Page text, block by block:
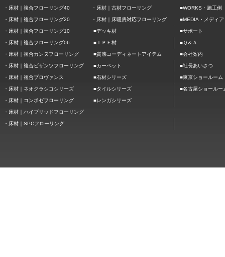
・ 床材｜複合フローリング40 ・ 床材｜古材フローリング ■WORKS・施工例
・ 床材｜複合フローリング20 ・ 床材｜床暖房対応フローリング ■MEDIA・メディア
・ 床材｜複合フローリング10 ■デッキ材 ■サポート
・ 床材｜複合フローリング06 ■ＴＰＥ材 ■Ｑ＆Ａ
・ 床材｜複合カンヌフローリング ■質感コーディネートアイテム ■会社案内
・ 床材｜複合ビザンツフローリング ■カーペット ■社長あいさつ
・ 床材｜複合プロヴァンス ■石材シリーズ ■東京ショールーム
・ 床材｜ネオクラシコシリーズ ■タイルシリーズ ■名古屋ショールー
・ 床材｜コンポゼフローリング ■レンガシリーズ
・ 床材｜ハイブリッドフローリング
・ 床材｜SPCフローリング